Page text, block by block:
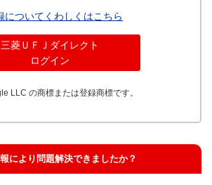
についてくわしくはこちら
三菱ＵＦＪダイレクト
ログイン
LLC の商標または登録商標です。
により問題解決できましたか？